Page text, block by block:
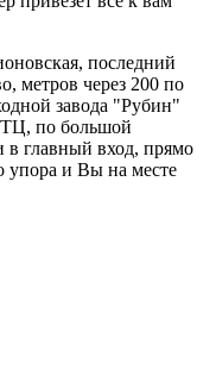
последний
метров через 200 по
завода "Рубин"
ТЦ, по большой
в главный вход, прямо
упора и Вы на месте